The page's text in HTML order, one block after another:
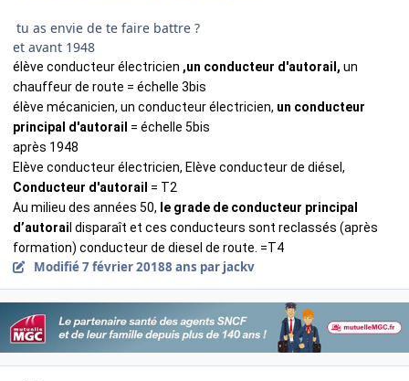
tu as envie de te faire battre ?
et avant 1948
élève conducteur électricien ,un conducteur d'autorail, un
chauffeur de route = échelle 3bis
élève mécanicien, un conducteur électricien, un conducteur
principal d'autorail = échelle 5bis
après 1948
Elève conducteur électricien, Elève conducteur de diésel,
Conducteur d'autorail = T2
Au milieu des années 50, le grade de conducteur principal
d’autorai l disparaît et ces conducteurs sont reclassés (après
formation) conducteur de diesel de route. =T4
Modifié7 février 20188 ans par jackv